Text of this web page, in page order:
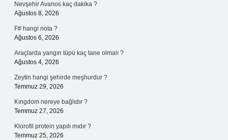
Nevşehir Avanos kaç dakika ?
Ağustos 8, 2026
F# hangi nota ?
Ağustos 6, 2026
Araçlarda yangın tüpü kaç tane olmalı ?
Ağustos 4, 2026
Zeytin hangi şehirde meşhurdur ?
Temmuz 29, 2026
Kıngdom nereye bağlıdır ?
Temmuz 27, 2026
Klorofil protein yapılı mıdır ?
Temmuz 25, 2026